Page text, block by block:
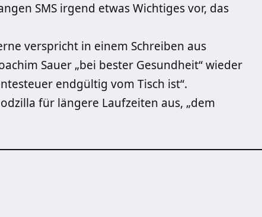
SMS irgend etwas Wichtiges vor, das
verspricht in einem Schreiben aus
Sauer „bei bester Gesundheit“ wieder
endgültig vom Tisch ist“.
für längere Laufzeiten aus, „dem